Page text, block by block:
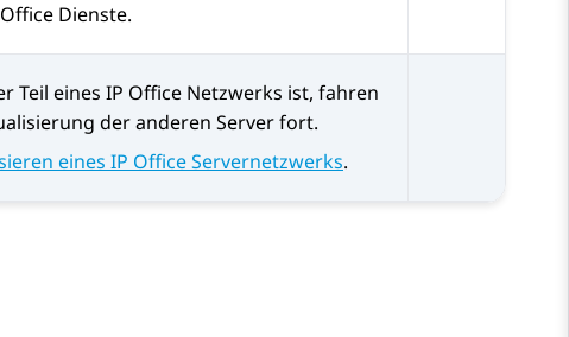
Dienste.
Teil eines IP Office Netzwerks ist, fahren
der anderen Server fort.
eines IP Office Servernetzwerks.